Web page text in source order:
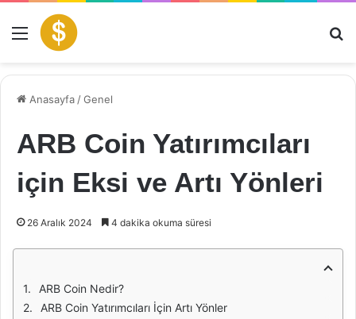
Menü
Anasayfa /Genel
ARB Coin Yatırımcıları
için Eksi ve Artı Yönleri
26 Aralık 2024 4 dakika okuma süresi
ARB Coin Nedir?
ARB Coin Yatırımcıları İçin Artı Yönler